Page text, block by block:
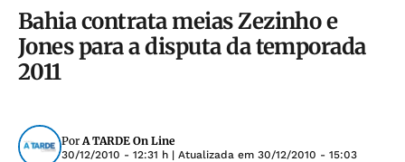
Bahia contrata meias Zezinho e
Jones para a disputa da temporada
2011
PorA TARDE On Line
30/12/2010 - 12:31 h | Atualizada em 30/12/2010 - 15:03